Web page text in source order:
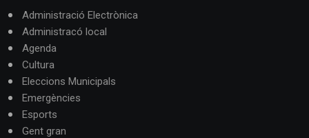
Administració Electrònica
Administracó local
Agenda
Cultura
Eleccions Municipals
Emergències
Esports
Gent gran